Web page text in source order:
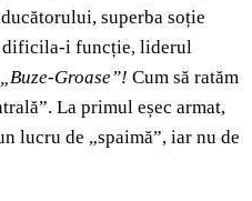
superba soție
dificila-i funcție, liderul
Groase”! Cum să ratăm
La primul eșec armat,
lucru de „spaimă”, iar nu de